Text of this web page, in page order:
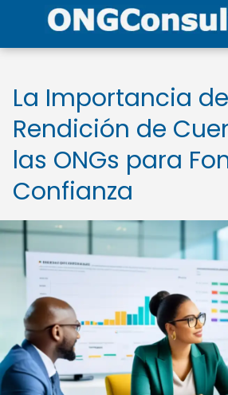
La Importancia
Rendición de
las ONGs para
Confianza